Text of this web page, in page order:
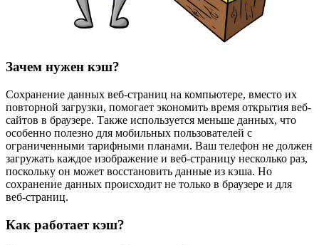
Зачем нужен кэш?
Сохранение данных веб-страниц на компьютере, вместо их
повторной загрузки, помогает экономить время открытия веб-
сайтов в браузере. Также используется меньше данных, что
особенно полезно для мобильных пользователей с
ограниченными тарифными планами. Ваш телефон не должен
загружать каждое изображение и веб-страницу несколько раз,
поскольку он может восстановить данные из кэша. Но
сохранение данных происходит не только в браузере и для
веб-страниц.
Как работает кэш?